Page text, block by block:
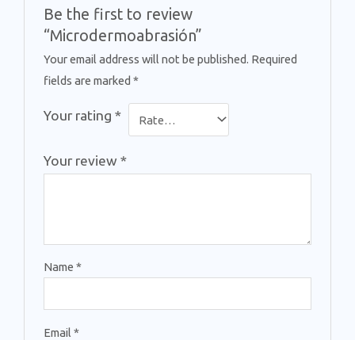
Be the first to review
“Microdermoabrasión”
Your email address will not be published. Required
fields are marked*
Your rating*
Your review*
Name*
Email*